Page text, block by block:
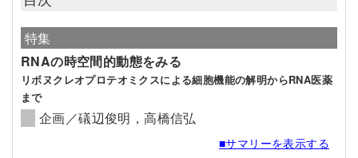
特集
RNAの時空間的動態をみる
リボヌクレオプロテオミクスによる細胞機能の解明からRNA医薬
まで
企画／礒辺俊明，高橋信弘
■サマリーを表示する